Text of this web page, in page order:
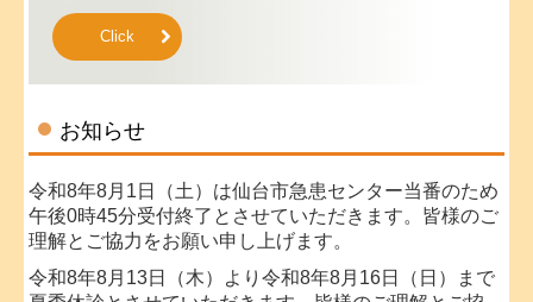
Click
お知らせ
令和8年8月1日（土）は仙台市急患センター当番のため
午後0時45分受付終了とさせていただきます。 皆様のご
理解とご協力をお願い申し上げます。
令和8年8月13日（木）より令和8年8月16日（日）まで